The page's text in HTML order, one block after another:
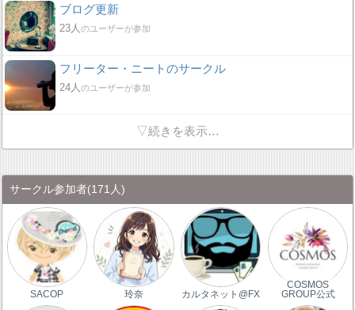
ブログ更新
23人のユーザーが参加
フリーター・ニートのサークル
24人のユーザーが参加
▽続きを表示…
サークル参加者(171人)
SACOP 玲奈 カルタネット@FX
COSMOS
GROUP公式